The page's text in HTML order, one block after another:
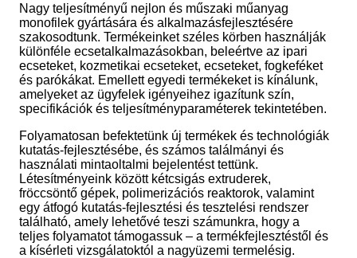
Nagy teljesítményű nejlon és műszaki műanyag
monofilek gyártására és alkalmazásfejlesztésére
szakosodtunk. Termékeinket széles körben használják
különféle ecsetalkalmazásokban, beleértve az ipari
ecseteket, kozmetikai ecseteket, ecseteket, fogkeféket
és parókákat. Emellett egyedi termékeket is kínálunk,
amelyeket az ügyfelek igényeihez igazítunk szín,
specifikációk és teljesítményparaméterek tekintetében.
Folyamatosan befektetünk új termékek és technológiák
kutatás-fejlesztésébe, és számos találmányi és
használati mintaoltalmi bejelentést tettünk.
Létesítményeink között kétcsigás extruderek,
fröccsöntő gépek, polimerizációs reaktorok, valamint
egy átfogó kutatás-fejlesztési és tesztelési rendszer
található, amely lehetővé teszi számunkra, hogy a
teljes folyamatot támogassuk – a termékfejlesztéstől és
a kísérleti vizsgálatoktól a nagyüzemi termelésig.